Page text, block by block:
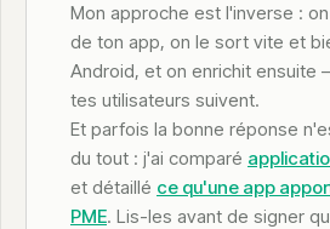
Mon approche est l'inverse :
de ton app, on le sort vite et
Android, et on enrichit ensuite
tes utilisateurs suivent.
Et parfois la bonne réponse
du tout : j'ai comparé
et détaillé ce qu'une app
PME. Lis-les avant de signer